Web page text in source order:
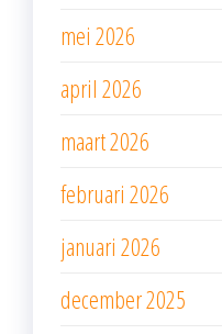
mei 2026
april 2026
maart 2026
februari 2026
januari 2026
december 2025